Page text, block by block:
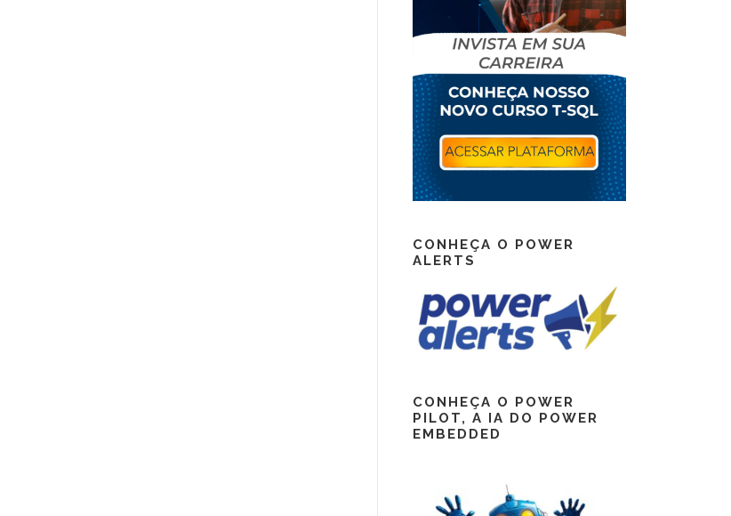
CONHEÇA O POWER
ALERTS
CONHEÇA O POWER
PILOT, A IA DO POWER
EMBEDDED